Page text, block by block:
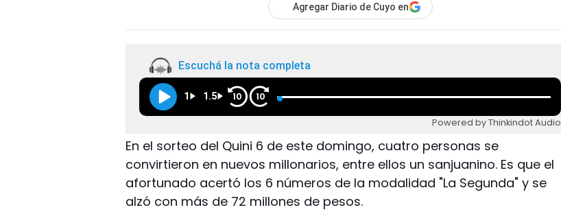
Agregar Diario de Cuyo en
Escuchá la nota completa
1 1.5 10 10
Powered by Thinkindot Audio
En el sorteo del Quini 6 de este domingo, cuatro personas se
convirtieron en nuevos millonarios, entre ellos un sanjuanino. Es que el
afortunado acertó los 6 números de la modalidad "La Segunda" y se
alzó con más de 72 millones de pesos.